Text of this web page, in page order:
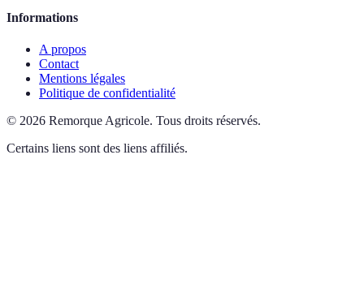
Informations
A propos
Contact
Mentions légales
Politique de confidentialité
© 2026 Remorque Agricole. Tous droits réservés.
Certains liens sont des liens affiliés.